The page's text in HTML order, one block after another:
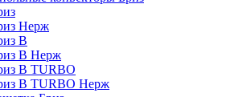
Нерж
В
В Нерж
В TURBO
В TURBO Нерж